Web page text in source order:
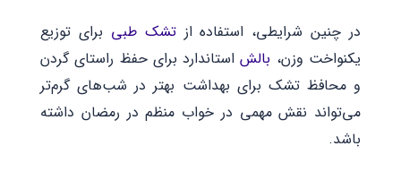
در چنین شرایطی، استفاده ازتشک طبی برای توزیع
یکنواخت وزن، بالش استاندارد برای حفظ راستای گردن
و محافظ تشک برای بهداشت بهتر در شب‌های گرم‌تر
می‌تواند نقش مهمی در خواب منظم در رمضان داشته
باشد.